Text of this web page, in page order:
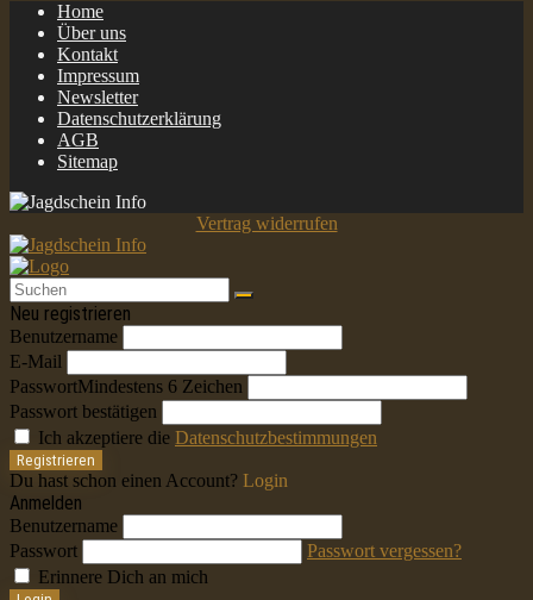
Home
Über uns
Kontakt
Impressum
Newsletter
Datenschutzerklärung
AGB
Sitemap
Vertrag widerrufen
Neu registrieren
Benutzername
E-Mail
PasswortMindestens 6 Zeichen
Passwort bestätigen
Ich akzeptiere die Datenschutzbestimmungen
Registrieren
Du hast schon einen Account? Login
Anmelden
Benutzername
Passwort
Passwort vergessen?
Erinnere Dich an mich